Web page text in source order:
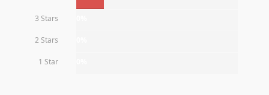
3 Stars
2 Stars
1 Star